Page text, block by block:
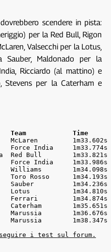
scendere in pista:
per la Red Bull, Rigon
Valsecchi per la Lotus,
Maldonado per la
Ricciardo (al mattino) e
Stevens per la Caterham e
Time
McLaren
India     1m33.774s
Red Bull        1m33.821s
India     1m33.986s
Williams        1m34.098s
Rosso      1m34.193s
1m34.236s
1m34.810s
Ferrari         1m34.874s
Caterham        1m35.651s
1m36.676s
1m38.347s
i test sul forum.